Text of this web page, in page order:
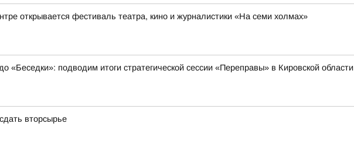
открывается фестиваль театра, кино и журналистики «На семи холмах»
«Беседки»: подводим итоги стратегической сессии «Переправы» в Кировской области
вторсырье